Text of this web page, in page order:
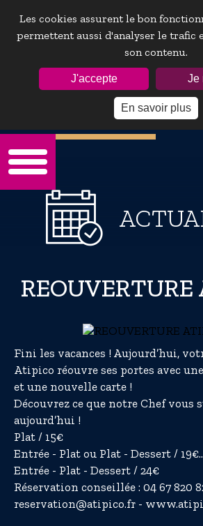
Les cookies assurent le bon
permettent aussi d'analyser le trafic
son contenu.
J'accepte Je
En savoir plus
Mot de passe oublie
REOUVERTURE
Fini les vacances ! Aujourd’hui,
Atipico réouvre ses portes avec
et une nouvelle carte !
Découvrez ce que notre Chef vous
aujourd’hui !
Plat / 15€
Entrée - Plat ou Plat - Dessert / 19€
Entrée - Plat - Dessert / 24€
Réservation conseillée : 04 67 820
reservation@atipico.fr -